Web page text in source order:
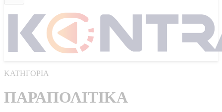
ΚΑΤΗΓΟΡΙΑ
ΠΑΡΑΠΟΛΙΤΙΚΑ